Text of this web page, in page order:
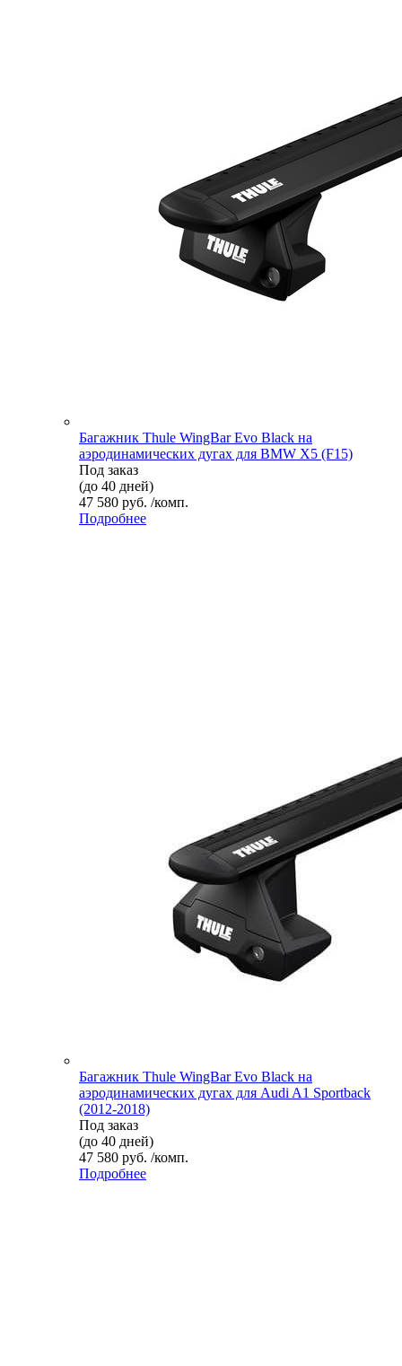
Багажник Thule WingBar Evo Black на
аэродинамических дугах для BMW X5 (F15)
Под заказ
(до 40 дней)
47 580 руб. /комп.
Подробнее
Багажник Thule WingBar Evo Black на
аэродинамических дугах для Audi A1 Sportback
(2012-2018)
Под заказ
(до 40 дней)
47 580 руб. /комп.
Подробнее